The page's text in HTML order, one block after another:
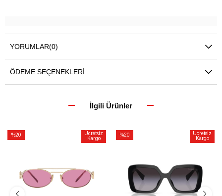
YORUMLAR(0)
ÖDEME SEÇENEKLERI
İlgili Ürünler
%20
Ücretsiz
Kargo
%20
Ücretsiz
Kargo